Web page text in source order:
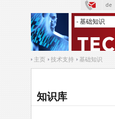
de
主页 技术支持 基础知识
知识库